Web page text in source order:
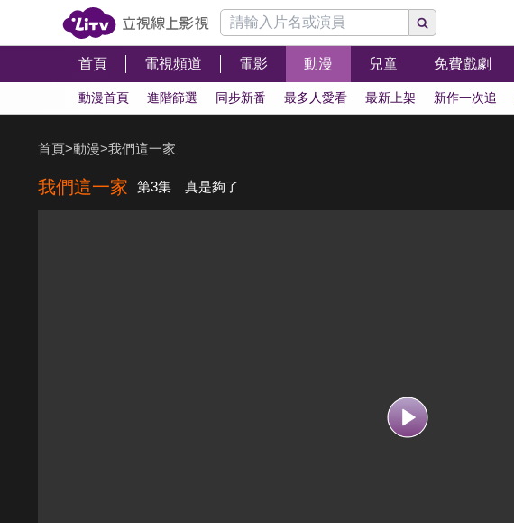
首頁 電視頻道 電影 動漫 兒童 免費戲劇
動漫首頁 進階篩選 同步新番 最多人愛看 最新上架 新作一次追
首頁>動漫>我們這一家
我們這一家 第3集 真是夠了